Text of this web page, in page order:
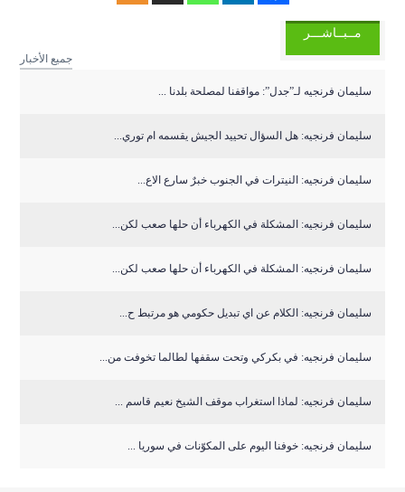
مــبــاشـــر
جميع الأخبار
سليمان فرنجيه لـ”جدل”: مواقفنا لمصلحة بلدنا ...
سليمان فرنجيه: هل السؤال تحييد الجيش يقسمه ام توري...
سليمان فرنجيه: النيترات في الجنوب خبرٌ سارع الاع...
سليمان فرنجيه: المشكلة في الكهرباء أن حلها صعب لكن...
سليمان فرنجيه: المشكلة في الكهرباء أن حلها صعب لكن...
سليمان فرنجيه: الكلام عن اي تبديل حكومي هو مرتبط ح...
سليمان فرنجيه: في بكركي وتحت سقفها لطالما تخوفت من...
سليمان فرنجيه: لماذا استغراب موقف الشيخ نعيم قاسم ...
سليمان فرنجيه: خوفنا اليوم على المكوّنات في سوريا ...